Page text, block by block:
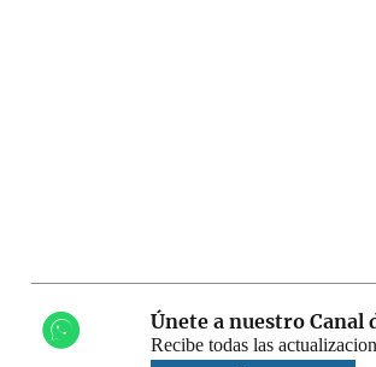
Únete a nuestro Canal
Recibe todas las